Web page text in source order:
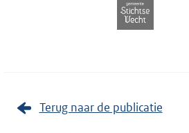
Terug naar de publicatie